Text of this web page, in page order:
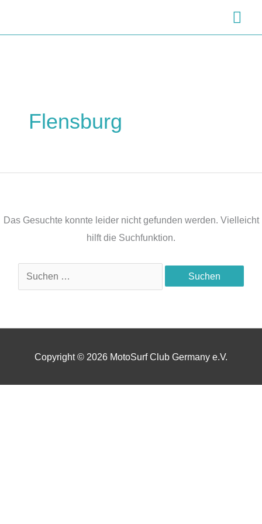
Flensburg
Das Gesuchte konnte leider nicht gefunden werden. Vielleicht
hilft die Suchfunktion.
Suchen
nach:
Copyright © 2026 MotoSurf Club Germany e.V.